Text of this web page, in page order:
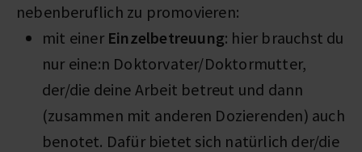
nebenberuflich zu promovieren:
mit einer Einzelbetreuung: hier brauchst du
nur eine:n Doktorvater/Doktormutter,
der/die deine Arbeit betreut und dann
(zusammen mit anderen Dozierenden) auch
benotet. Dafür bietet sich natürlich der/die